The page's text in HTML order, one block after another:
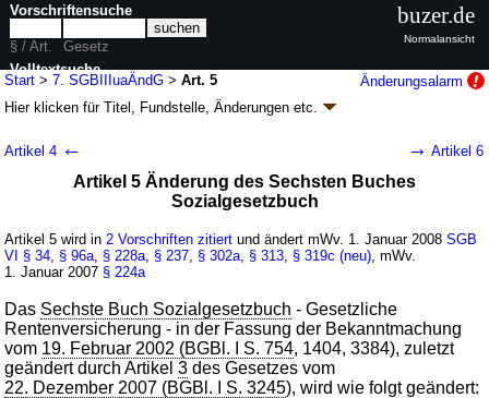
Start >7. SGBIIIuaÄndG >Art. 5
Änderungsalarm
Hier klicken fürTitel, Fundstelle, Änderungen etc.
Dritten Buches Sozialgesetzbuch und anderer
Gesetze (7. SGBIIIuaÄndGk.a.Abk.)
abweichend sieheArtikel 7
9 Änderungen
| Drucksachen / Entwurf / Begründung |
wird in 11 Vorschriften zitiert
Artikel 4 ← → Artikel 6
Artikel 5 Änderung des Sechsten Buches
Sozialgesetzbuch
Artikel 5 wird in 2 Vorschriften zitiert und ändert mWv. 1. Januar 2008SGB
VI § 34 § 96a § 228a § 237 § 302a § 313 § 319c (neu) , mWv.
1. Januar 2007 § 224a
Das Sechste Buch Sozialgesetzbuch - Gesetzliche
Rentenversicherung - in der Fassung der Bekanntmachung
vom 19. Februar 2002 (BGBl. I S. 754, 1404, 3384), zuletzt
geändert durch Artikel3 des Gesetzes vom
22. Dezember 2007 (BGBl. I S. 3245), wird wie folgt geändert:
Vorschriftensuche
§ / Art.
Gesetz
Volltextsuche
nur in 7. SGBIIIuaÄndG
buzer.de
Normalansicht